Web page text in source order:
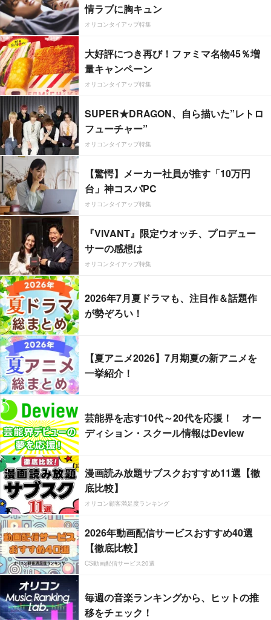
情ラブに胸キュン
オリコンタイアップ特集
大好評につき再び！ファミマ名物45％増
量キャンペーン
オリコンタイアップ特集
SUPER★DRAGON、自ら描いた”レトロ
フューチャー”
オリコンタイアップ特集
【驚愕】メーカー社員が推す「10万円
台」神コスパPC
オリコンタイアップ特集
『VIVANT』限定ウオッチ、プロデュー
サーの感想は
オリコンタイアップ特集
2026年7月夏ドラマも、注目作＆話題作
が勢ぞろい！
【夏アニメ2026】7月期夏の新アニメを
一挙紹介！
芸能界を志す10代～20代を応援！ オー
ディション・スクール情報はDeview
漫画読み放題サブスクおすすめ11選【徹
底比較】
オリコン顧客満足度ランキング
2026年動画配信サービスおすすめ40選
【徹底比較】
CS動画配信サービス20選
毎週の音楽ランキングから、ヒットの推
移をチェック！